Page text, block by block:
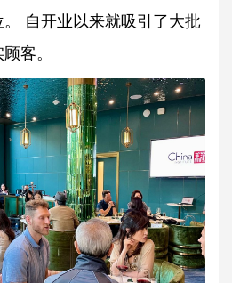
自开业以来就吸引了大批
客。